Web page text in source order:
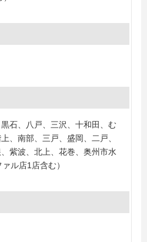
石、八戸、三沢、十和田、む
、南部、三戸、盛岡、二戸、
紫波、北上、花巻、奥州市水
ル店1店含む）